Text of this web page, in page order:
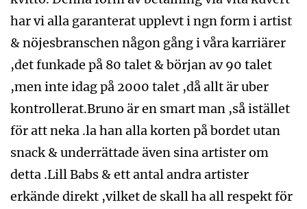
har vi alla garanterat upplevt i ngn form i artist
& nöjesbranschen någon gång i våra karriärer
,det funkade på 80 talet & början av 90 talet
,men inte idag på 2000 talet ,då allt är uber
kontrollerat.Bruno är en smart man ,så istället
för att neka .la han alla korten på bordet utan
snack & underrättade även sina artister om
detta .Lill Babs & ett antal andra artister
erkände direkt ,vilket de skall ha all respekt för